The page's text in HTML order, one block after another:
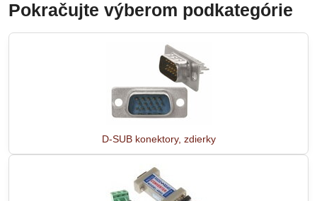
Pokračujte výberom podkategórie
D-SUB konektory, zdierky